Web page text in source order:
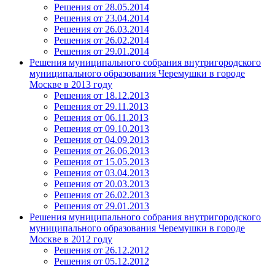
Решения от 28.05.2014
Решения от 23.04.2014
Решения от 26.03.2014
Решения от 26.02.2014
Решения от 29.01.2014
Решения муниципального собрания внутригородского
муниципального образования Черемушки в городе
Москве в 2013 году
Решения от 18.12.2013
Решения от 29.11.2013
Решения от 06.11.2013
Решения от 09.10.2013
Решения от 04.09.2013
Решения от 26.06.2013
Решения от 15.05.2013
Решения от 03.04.2013
Решения от 20.03.2013
Решения от 26.02.2013
Решения от 29.01.2013
Решения муниципального собрания внутригородского
муниципального образования Черемушки в городе
Москве в 2012 году
Решения от 26.12.2012
Решения от 05.12.2012